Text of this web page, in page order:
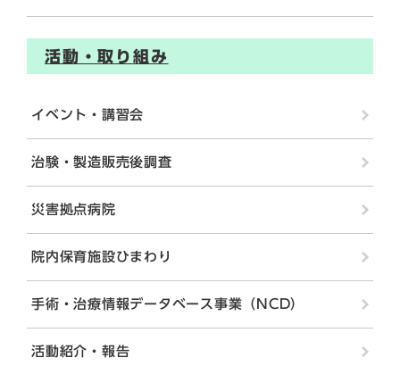
活動・取り組み
イベント・講習会
治験・製造販売後調査
災害拠点病院
院内保育施設ひまわり
手術・治療情報データベース事業（NCD）
活動紹介・報告